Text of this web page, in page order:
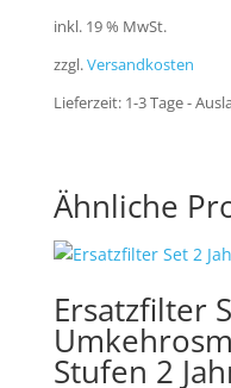
inkl. 19 % MwSt.
zzgl.Versandkosten
Lieferzeit: 1-3 Tage -
Ähnliche
Ersatzfilter
Stufen 2